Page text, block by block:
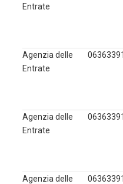
Entrate
Agenzia delle
Entrate
Agenzia delle
Entrate
Agenzia delle